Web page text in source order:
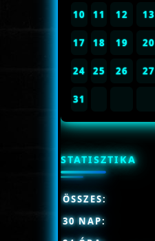
10 11 12 13
17 18 19 20
24 25 26 27
31
STATISZTIKA
ÖSSZES:
30 NAP: